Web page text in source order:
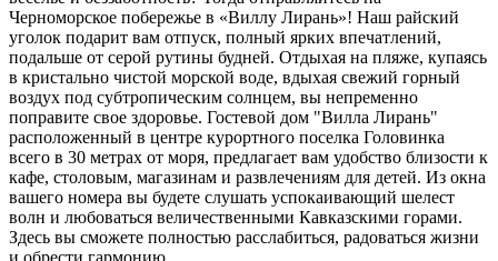
Черноморское побережье в «Виллу Лирань»! Наш райский
уголок подарит вам отпуск, полный ярких впечатлений,
подальше от серой рутины будней. Отдыхая на пляже, купаясь
в кристально чистой морской воде, вдыхая свежий горный
воздух под субтропическим солнцем, вы непременно
поправите свое здоровье. Гостевой дом "Вилла Лирань"
расположенный в центре курортного поселка Головинка
всего в 30 метрах от моря, предлагает вам удобство близости к
кафе, столовым, магазинам и развлечениям для детей. Из окна
вашего номера вы будете слушать успокаивающий шелест
волн и любоваться величественными Кавказскими горами.
Здесь вы сможете полностью расслабиться, радоваться жизни